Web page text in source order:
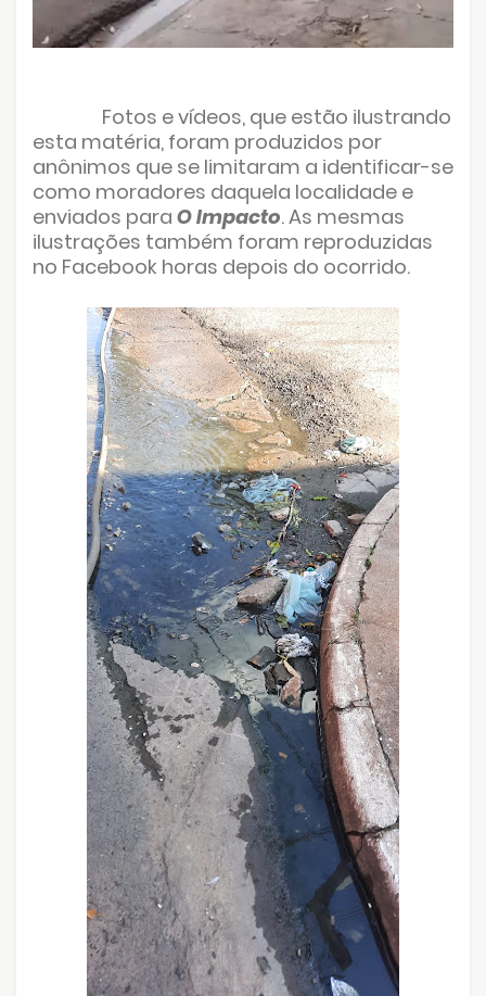
Fotos e vídeos, que estão ilustrando
esta matéria, foram produzidos por
anônimos que se limitaram a identificar-se
como moradores daquela localidade e
enviados para O Impacto. As mesmas
ilustrações também foram reproduzidas
no Facebook horas depois do ocorrido.